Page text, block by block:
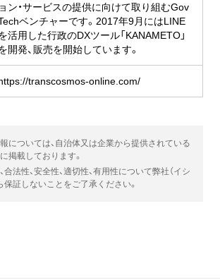
ョン・サービスの提供に向けて取り組むGov
ベンチャーです。2017年9月にはLINE
活用した行政のDXツール「KANAMETO」
開発、販売を開始しています。
transcosmos-online.com/
については、自治体又は企業から提供されている
掲載しております。
法性、安全性、適切性、有用性について弊社（イシ
保証しないことをご了承ください。